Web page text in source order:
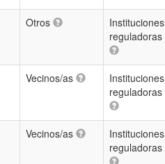
Otros
Instituciones
reguladoras
Vecinos/as
Instituciones
reguladoras
Vecinos/as
Instituciones
reguladoras